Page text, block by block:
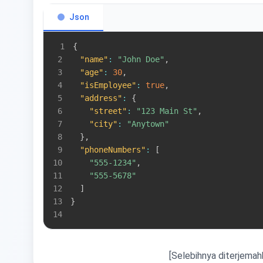
Json
1
{
2
"name" : "John Doe" ,
3
"age" : 30,
4
"isEmployee" : true,
5
"address" :
{
6
"street" : "123 Main St" ,
7
"city" :
"Anytown"
8
} ,
9
"phoneNumbers" :
[
10
"555-1234" ,
11
"555-5678"
12
]
13
}
14
[Selebihnya